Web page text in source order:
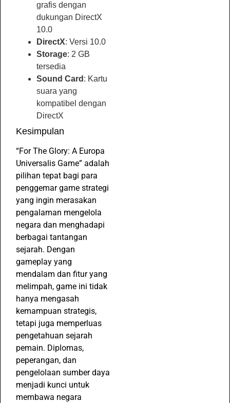
grafis dengan
dukungan DirectX
10.0
DirectX: Versi 10.0
Storage: 2 GB
tersedia
Sound Card : Kartu
suara yang
kompatibel dengan
DirectX
Kesimpulan
“For The Glory: A Europa
Universalis Game” adalah
pilihan tepat bagi para
penggemar game strategi
yang ingin merasakan
pengalaman mengelola
negara dan menghadapi
berbagai tantangan
sejarah. Dengan
gameplay yang
mendalam dan fitur yang
melimpah, game ini tidak
hanya mengasah
kemampuan strategis,
tetapi juga memperluas
pengetahuan sejarah
pemain. Diplomas,
peperangan, dan
pengelolaan sumber daya
menjadi kunci untuk
membawa negara